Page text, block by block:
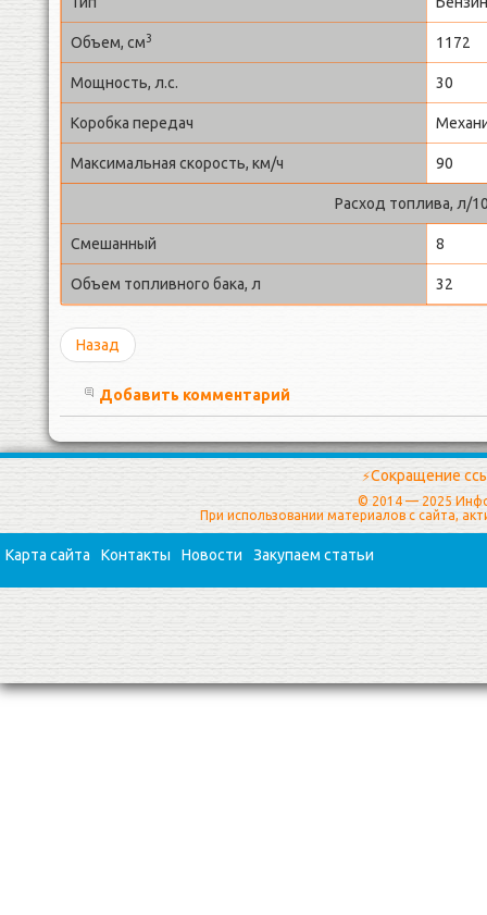
Объем, см3 1172
Мощность, л.с. 30
Коробка передач
Максимальная скорость, км/ч 90
Расход топлива, л/
Смешанный 8
Объем топливного бака, л 32
Назад
Добавить комментарий
⚡Сокращение
© 2014 — 2025
При использовании материалов с сайта,
Карта сайта Контакты Новости Закупаем статьи